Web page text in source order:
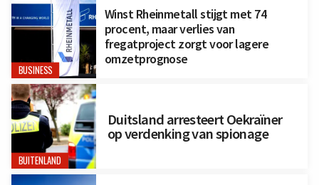
BUSINESS
Winst Rheinmetall stijgt met 74
procent, maar verlies van
fregatproject zorgt voor lagere
omzetprognose
BUITENLAND
Duitsland arresteert Oekraïner
op verdenking van spionage